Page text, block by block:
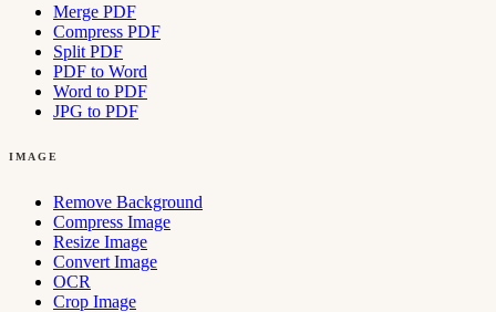
Merge PDF
Compress PDF
Split PDF
PDF to Word
Word to PDF
JPG to PDF
IMAGE
Remove Background
Compress Image
Resize Image
Convert Image
OCR
Crop Image